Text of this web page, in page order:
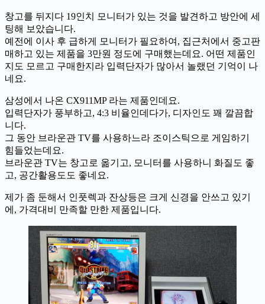
창고를 뒤지다 19인치 모니터가 있는 것을 발견하고 방안에 세
팅해 보았습니다.
예전에 이사 후 급하게 모니터가 필요하여, 집근처에서 중고판
매하고 있는 제품을 3만원 정도에 구매했는데요. 어떤 제품인
지도 모르고 구매한지라 입력단자가 많아서 놀랬던 기억이 나
네요.
삼성에서 나온 CX911MP 라는 제품인데요.
입력단자가 풍부하고, 4:3 비율인데다가, 디자인도 꽤 깔끔합
니다.
그 동안 브라운관 TV를 사용하느라 조이스틱으로 게임하기
힘들었는데요.
브라운관 TV는 창고로 옮기고, 모니터를 사용하니 화질도 좋
고, 공간활용도도 좋네요.
제가 좀 둔해서 인풋렉과 잔상등은 크게 신경을 안쓰고 있기
에, 가격대비 만족할 만한 제품입니다.